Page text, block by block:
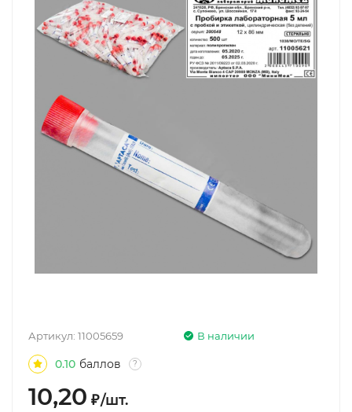
В наличии
Артикул: 11005659
0.10 баллов ?
10,20 ₽/шт.